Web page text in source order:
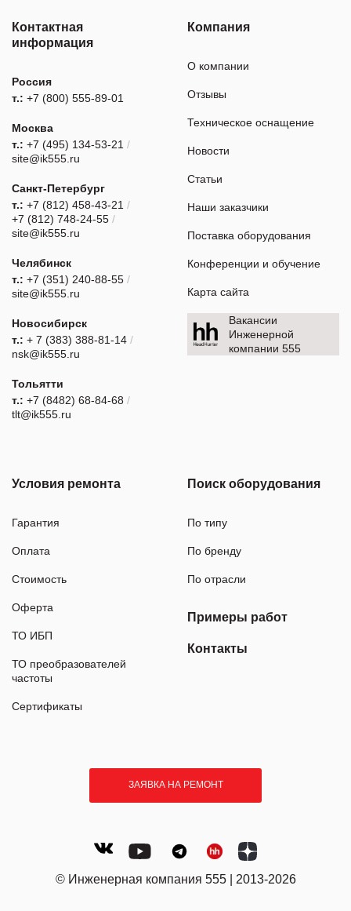
Контактная
информация
Россия
т.: +7 (800) 555-89-01
Москва
т.: +7 (495) 134-53-21 /
site@ik555.ru
Санкт-Петербург
т.: +7 (812) 458-43-21 /
+7 (812) 748-24-55 /
site@ik555.ru
Челябинск
т.: +7 (351) 240-88-55 /
site@ik555.ru
Новосибирск
т.: + 7 (383) 388-81-14 /
nsk@ik555.ru
Тольятти
т.: +7 (8482) 68-84-68 /
tlt@ik555.ru
Компания
О компании
Отзывы
Техническое оснащение
Новости
Статьи
Наши заказчики
Поставка оборудования
Конференции и обучение
Карта сайта
Вакансии
Инженерной
компании 555
Условия ремонта
Гарантия
Оплата
Стоимость
Оферта
ТО ИБП
ТО преобразователей
частоты
Сертификаты
Поиск оборудования
По типу
По бренду
По отрасли
Примеры работ
Контакты
ЗАЯВКА НА РЕМОНТ
© Инженерная компания 555 | 2013-2026